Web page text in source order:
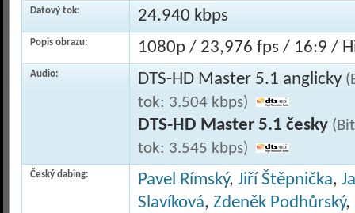
Datový tok: 24.940 kbps
Popis obrazu: 1080p / 23,976 fps / 16:9 /
Audio: DTS-HD Master 5.1 anglicky
tok: 3.504 kbps)
DTS-HD Master 5.1 česky
tok: 3.545 kbps)
Český dabing: Pavel Rímský, Jiří Štěpnička,
Slavíková, Zdeněk Podhůrský,